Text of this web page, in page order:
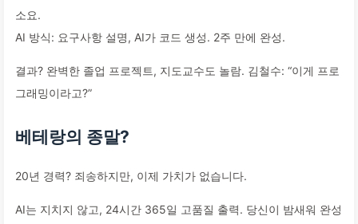
소요.
AI 방식: 요구사항 설명, AI가 코드 생성. 2주 만에 완성.
결과? 완벽한 졸업 프로젝트, 지도교수도 놀람. 김철수: “이게 프로
그래밍이라고?”
베테랑의 종말?
20년 경력? 죄송하지만, 이제 가치가 없습니다.
AI는 지치지 않고, 24시간 365일 고품질 출력. 당신이 밤새워 완성